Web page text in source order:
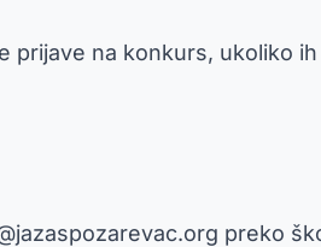
prijave na konkurs, ukoliko
preko